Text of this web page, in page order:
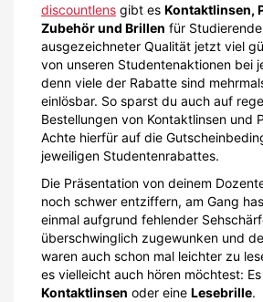
discountlens gibt es Kontaktlinsen,
Zubehör und Brillen für
ausgezeichneter Qualität jetzt viel
von unseren Studentenaktionen bei
denn viele der Rabatte sind
einlösbar. So sparst du auch auf
Bestellungen von Kontaktlinsen und
Achte hierfür auf die
jeweiligen Studentenrabattes.
Die Präsentation von deinem
noch schwer entziffern, am Gang
einmal aufgrund fehlender
überschwinglich zugewunken und
waren auch schon mal leichter zu
es vielleicht auch hören möchtest:
Kontaktlinsen oder eine Lesebrille.